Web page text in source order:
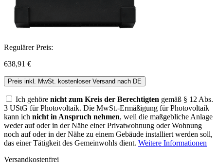
Regulärer Preis:
638,91 €
Preis inkl. MwSt. kostenloser Versand nach DE
Ich gehöre nicht zum Kreis der Berechtigten gemäß § 12 Abs.
3 UStG für Photovoltaik. Die MwSt.-Ermäßigung für Photovoltaik
kann ich nicht in Anspruch nehmen, weil die maßgebliche Anlage
weder auf oder in der Nähe einer Privatwohnung oder Wohnung
noch auf oder in der Nähe zu einem Gebäude installiert werden soll,
das einer Tätigkeit des Gemeinwohls dient. Weitere Informationen
Versandkostenfrei